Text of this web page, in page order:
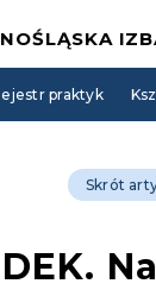
praktyk
Skrót